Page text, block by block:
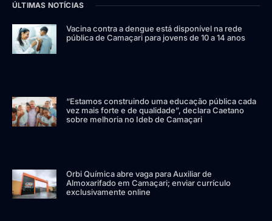
ÚLTIMAS NOTÍCIAS
Vacina contra a dengue está disponível na rede
pública de Camaçari para jovens de 10 a 14 anos
“Estamos construindo uma educação pública cada
vez mais forte e de qualidade”, declara Caetano
sobre melhoria no Ideb de Camaçari
Orbi Química abre vaga para Auxiliar de
Almoxarifado em Camaçari; enviar currículo
exclusivamente online